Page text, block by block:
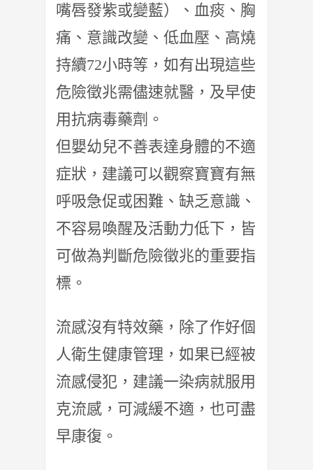
嘴唇發紫或變藍）、血痰、胸
痛、意識改變、低血壓、高燒
持續72小時等，如有出現這些
危險徵兆需儘速就醫，及早使
用抗病毒藥劑。
但嬰幼兒不善表達身體的不適
症狀，建議可以觀察寶寶有無
呼吸急促或困難、缺乏意識、
不容易喚醒及活動力低下，皆
可做為判斷危險徵兆的重要指
標。
流感沒有特效藥，除了作好個
人衛生健康管理，如果已經被
流感侵犯，建議一染病就服用
克流感，可減緩不適，也可盡
早康復。